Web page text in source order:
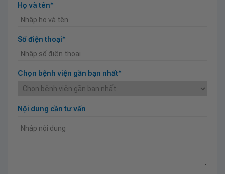
Họ và tên*
Số điện thoại*
Chọn bệnh viện gần bạn nhất*
Nội dung cần tư vấn